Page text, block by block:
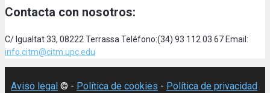
Contacta con nosotros:
C/ Igualtat 33, 08222 Terrassa Teléfono:(34) 93 112 03 67 Email:
info.citm@citm.upc.edu
Aviso legal © - Política de cookies - Política de privacidad